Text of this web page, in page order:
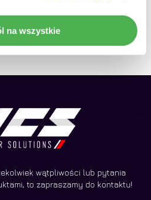
na wszystkie
zł.
zł.
wątpliwości lub pytania
to zapraszamy do kontaktu!